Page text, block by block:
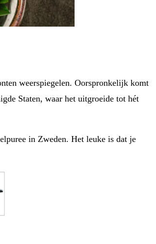
weerspiegelen. Oorspronkelijk komt
Staten, waar het uitgroeide tot hét
in Zweden. Het leuke is dat je